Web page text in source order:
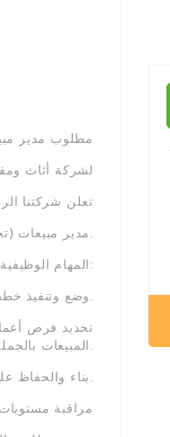
مطلوب مدير
لشركة أثاث
تعلن شركتنا
مدير مبيعات (تجزئة) و (جملة لقسم الأثاث والمفروشات.
المهام الوظيفية:
وضع وتنفيذ خطط مبيعات فعالة لزيادة الإيرادات وتحقيق الأهداف.
تحديد فرص
المبيعات بالجملة والتجزئة و تحديد أهداف فردية للفريق ومراقبة أدائهم.
بناء والحفاظ على علاقات قوية مع الشركات و الموزعين و حل شكاوى العملاء ونزاعاتهم.
مراقبة